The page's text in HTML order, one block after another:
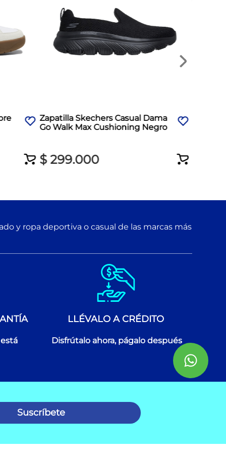
Zapatilla Skechers Casual Dama
Go Walk Max Cushioning Negro
$ 299.000
y ropa deportiva o casual de las marcas más
LLÉVALO A CRÉDITO
Disfrútalo ahora, págalo después
Suscríbete